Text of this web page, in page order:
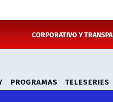
CORPORATIVO Y
PROGRAMAS TELESERIES